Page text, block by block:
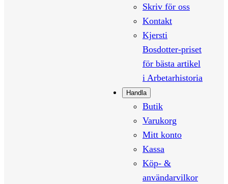
Skriv för oss
Kontakt
Kjersti
Bosdotter-priset
för bästa artikel
i Arbetarhistoria
Handla
Butik
Varukorg
Mitt konto
Kassa
Köp- &
användarvilkor